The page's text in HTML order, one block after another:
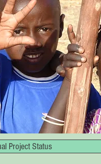
Project Status